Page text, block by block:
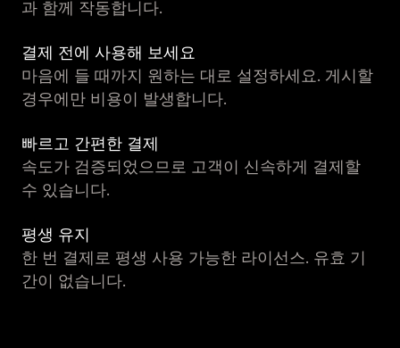
과 함께 작동합니다.
결제 전에 사용해 보세요
마음에 들 때까지 원하는 대로 설정하세요. 게시할
경우에만 비용이 발생합니다.
빠르고 간편한 결제
속도가 검증되었으므로 고객이 신속하게 결제할
수 있습니다.
평생 유지
한 번 결제로 평생 사용 가능한 라이선스. 유효 기
간이 없습니다.